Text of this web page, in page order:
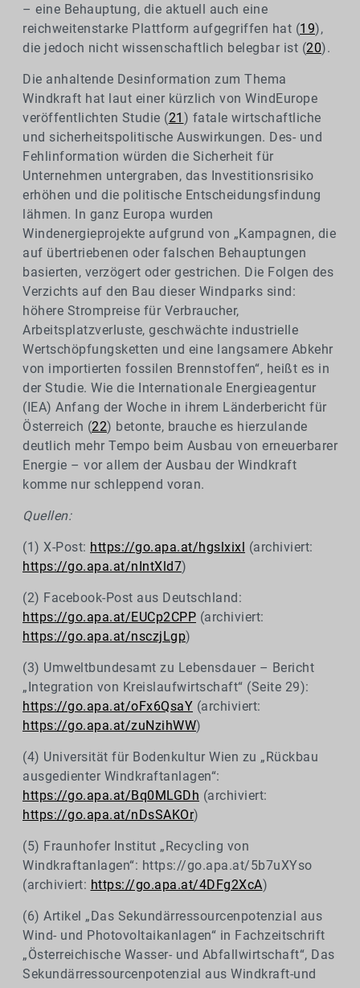
– eine Behauptung, die aktuell auch eine
reichweitenstarke Plattform aufgegriffen hat (19),
die jedoch nicht wissenschaftlich belegbar ist (20).
Die anhaltende Desinformation zum Thema
Windkraft hat laut einer kürzlich von WindEurope
veröffentlichten Studie (21 ) fatale wirtschaftliche
und sicherheitspolitische Auswirkungen. Des- und
Fehlinformation würden die Sicherheit für
Unternehmen untergraben, das Investitionsrisiko
erhöhen und die politische Entscheidungsfindung
lähmen. In ganz Europa wurden
Windenergieprojekte aufgrund von „Kampagnen, die
auf übertriebenen oder falschen Behauptungen
basierten, verzögert oder gestrichen. Die Folgen des
Verzichts auf den Bau dieser Windparks sind:
höhere Strompreise für Verbraucher,
Arbeitsplatzverluste, geschwächte industrielle
Wertschöpfungsketten und eine langsamere Abkehr
von importierten fossilen Brennstoffen“, heißt es in
der Studie. Wie die Internationale Energieagentur
(IEA) Anfang der Woche in ihrem Länderbericht für
Österreich (22) betonte, brauche es hierzulande
deutlich mehr Tempo beim Ausbau von erneuerbarer
Energie – vor allem der Ausbau der Windkraft
komme nur schleppend voran.
Quellen:
(1) X-Post: https://go.apa.at/hgslxixl (archiviert:
https://go.apa.at/nIntXld7)
(2) Facebook-Post aus Deutschland:
https://go.apa.at/EUCp2CPP (archiviert:
https://go.apa.at/nsczjLgp)
(3) Umweltbundesamt zu Lebensdauer – Bericht
„Integration von Kreislaufwirtschaft“ (Seite 29):
https://go.apa.at/oFx6QsaY (archiviert:
https://go.apa.at/zuNzihWW)
(4) Universität für Bodenkultur Wien zu „Rückbau
ausgedienter Windkraftanlagen“:
https://go.apa.at/Bq0MLGDh (archiviert:
https://go.apa.at/nDsSAKOr)
(5) Fraunhofer Institut „Recycling von
Windkraftanlagen“: https://go.apa.at/5b7uXYso
(archiviert: https://go.apa.at/4DFg2XcA)
(6) Artikel „Das Sekundärressourcenpotenzial aus
Wind- und Photovoltaikanlagen“ in Fachzeitschrift
„Österreichische Wasser- und Abfallwirtschaft“, Das
Sekundärressourcenpotenzial aus Windkraft-und